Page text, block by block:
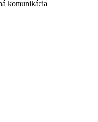
komunikácia